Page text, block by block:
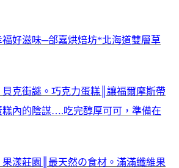
福好滋味─郃嘉烘焙坊*北海道雙層草
貝克街謎。巧克力蛋糕║讓福爾摩斯帶
內的陰謀….吃完醇厚可可，準備在
果漾莊園║最天然の食材。滿滿纖維果